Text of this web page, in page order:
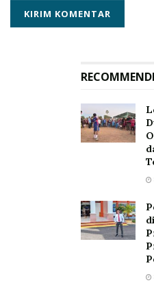
PLN menggelar Upacara Peringatan
di PLN Kantor Pusat, Jakarta pada